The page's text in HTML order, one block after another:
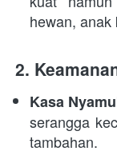
hewan,
2.
Kasa
serangga
tambahan.